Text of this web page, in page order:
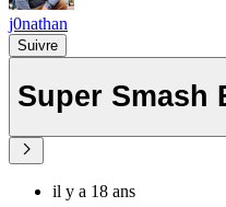
j0nathan
Suivre
Super Smash
il y a 18 ans